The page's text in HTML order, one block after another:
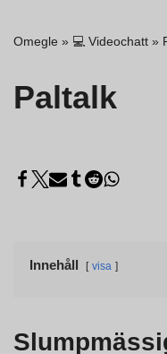
Omegle » 💻 Videochatt »
Paltalk
Innehåll visa